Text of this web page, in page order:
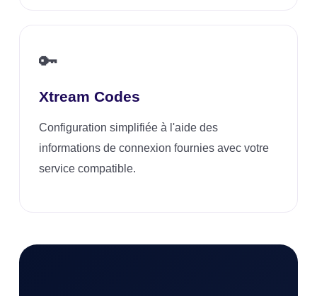
🔑
Xtream Codes
Configuration simplifiée à l'aide des
informations de connexion fournies avec votre
service compatible.